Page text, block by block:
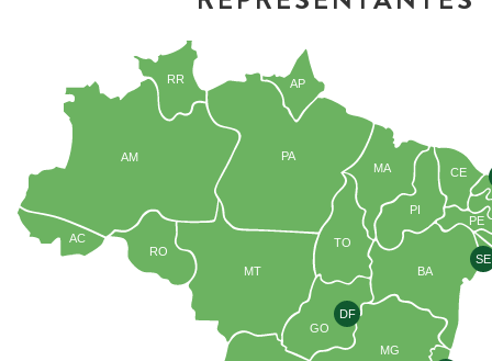
BA
SE
PE
AM PA
MT
RO
AC
AP
GO
MG
PI
CE
RR
TO
MA
DF